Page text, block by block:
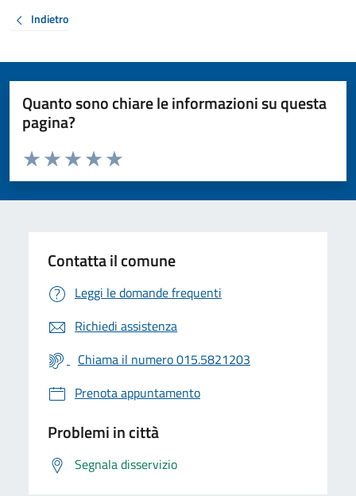
Indietro
Quanto sono chiare le informazioni su questa
pagina?
Valuta da 1 a 5 stelle la pagina
Valuta 5 stelle su 5
Valuta 4 stelle su 5
Valuta 3 stelle su 5
Valuta 2 stelle su 5
Valuta 1 stelle su 5
Contatta il comune
Leggi le domande frequenti
Richiedi assistenza
Chiama il numero 015.5821203
Prenota appuntamento
Problemi in città
Segnala disservizio